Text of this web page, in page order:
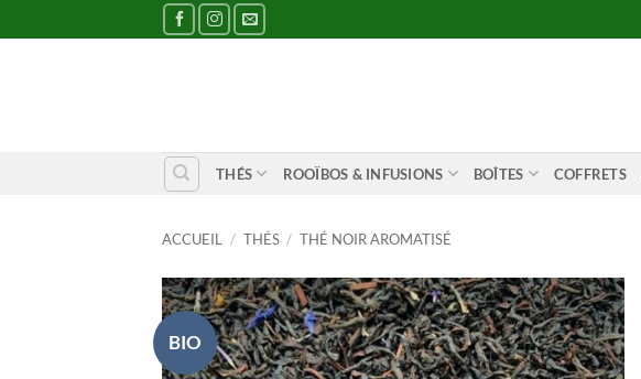
au
THÉS ROOÏBOS & INFUSIONS BOÎTES COFFRETS
ACCUEIL / THÉS / THÉ NOIR AROMATISÉ
BIO